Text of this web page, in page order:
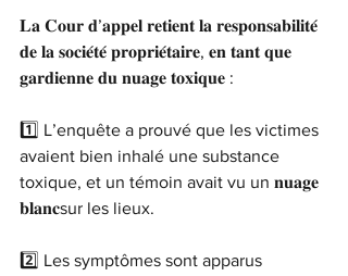
𝐋𝐚 𝐂𝐨𝐮𝐫 𝐝’𝐚𝐩𝐩𝐞𝐥 𝐫𝐞𝐭𝐢𝐞𝐧𝐭 𝐥𝐚 𝐫𝐞𝐬𝐩𝐨𝐧𝐬𝐚𝐛𝐢𝐥𝐢𝐭𝐞́
𝐝𝐞 𝐥𝐚 𝐬𝐨𝐜𝐢𝐞́𝐭𝐞́ 𝐩𝐫𝐨𝐩𝐫𝐢𝐞́𝐭𝐚𝐢𝐫𝐞, 𝐞𝐧 𝐭𝐚𝐧𝐭 𝐪𝐮𝐞
𝐠𝐚𝐫𝐝𝐢𝐞𝐧𝐧𝐞 𝐝𝐮 𝐧𝐮𝐚𝐠𝐞 𝐭𝐨𝐱𝐢𝐪𝐮𝐞 :
1️⃣ L’enquête a prouvé que les victimes
avaient bien inhalé une substance
toxique, et un témoin avait vu un 𝐧𝐮𝐚𝐠𝐞
𝐛𝐥𝐚𝐧𝐜sur les lieux.
2️⃣ Les symptômes sont apparus